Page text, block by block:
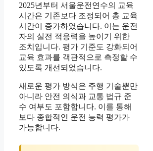
2025년부터 서울운전연수의 교육
시간은 기존보다 조정되어 총 교육
시간이 증가하였습니다. 이는 운전
자의 실전 적응력을 높이기 위한
조치입니다. 평가 기준도 강화되어
교육 효과를 객관적으로 측정할 수
있도록 개선되었습니다.
새로운 평가 방식은 주행 기술뿐만
아니라 안전 의식과 교통 법규 준
수 여부도 포함합니다. 이를 통해
보다 종합적인 운전 능력 평가가
가능합니다.